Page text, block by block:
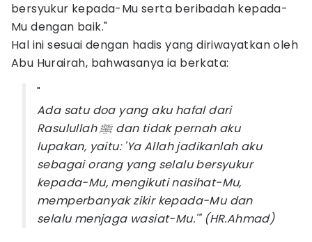
bersyukur kepada-Mu serta beribadah kepada-
Mu dengan baik."
Hal ini sesuai dengan hadis yang diriwayatkan oleh
Abu Hurairah, bahwasanya ia berkata:
"
Ada satu doa yang aku hafal dari
Rasulullah ﷺ dan tidak pernah aku
lupakan, yaitu: 'Ya Allah jadikanlah aku
sebagai orang yang selalu bersyukur
kepada-Mu, mengikuti nasihat-Mu,
memperbanyak zikir kepada-Mu dan
selalu menjaga wasiat-Mu.'" (HR.Ahmad)